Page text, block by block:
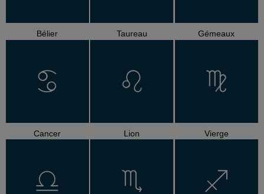
Bélier Taureau Gémeaux
Cancer Lion Vierge